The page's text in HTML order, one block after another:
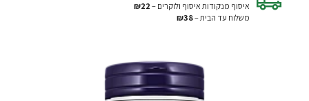
איסוף מנקודות איסוף ולוקרים – ₪22
משלוח עד הבית –₪38